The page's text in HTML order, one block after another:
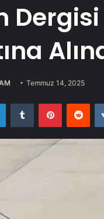
Temmuz 14, 2025
LinkedInTumblr Pinterest